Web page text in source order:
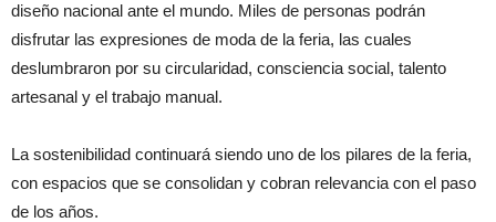
diseño nacional ante el mundo. Miles de personas podrán
disfrutar las expresiones de moda de la feria, las cuales
deslumbraron por su circularidad, consciencia social, talento
artesanal y el trabajo manual.
La sostenibilidad continuará siendo uno de los pilares de la feria,
con espacios que se consolidan y cobran relevancia con el paso
de los años.